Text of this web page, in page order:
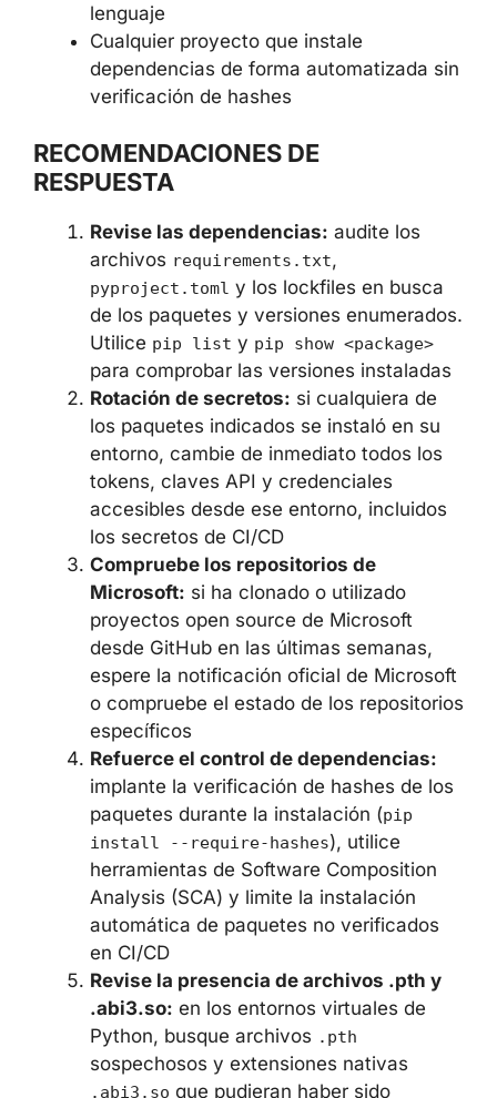
Organizaciones científicas y de
investigación que utilizan bibliotecas de
bioinformática en Python
Equipos de desarrollo que experimentan
de lenguaje
Cualquier proyecto que instale
sin verificación de hashes
RECOMENDACIONES DE
RESPUESTA
Revise las dependencias:audite los
archivos requirements.txt,
pyproject.tomly los lockfiles en busca
de los paquetes y versiones
enumerados. Utilice pip listypip
show <package>para comprobar las
versiones instaladas
Rotación de secretos:si cualquiera de
los paquetes indicados se instaló en su
entorno, cambie de inmediato todos los
tokens, claves API y credenciales
accesibles desde ese entorno, incluidos
los secretos de CI/CD
Compruebe los repositorios de
Microsoft:si ha clonado o utilizado
proyectos open source de Microsoft
desde GitHub en las últimas semanas,
espere la notificación oficial de
Microsoft o compruebe el estado de los
repositorios específicos
Refuerce el control de dependencias:
implante la verificación de hashes de
los paquetes durante la instalación (pip
install --require-hashes), utilice
herramientas de Software Composition
Analysis (SCA) y limite la instalación
automática de paquetes no verificados